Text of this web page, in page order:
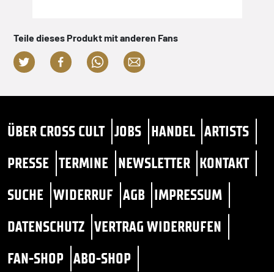
Teile dieses Produkt mit anderen Fans
ÜBER CROSS CULT JOBS HANDEL ARTISTS
PRESSE TERMINE NEWSLETTER KONTAKT
SUCHE WIDERRUF AGB IMPRESSUM
DATENSCHUTZ VERTRAG WIDERRUFEN
FAN-SHOP ABO-SHOP